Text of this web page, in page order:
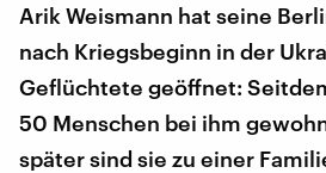
Arik Weismann hat seine
nach Kriegsbeginn in der
Geflüchtete geöffnet:
50 Menschen bei ihm
später sind sie zu einer